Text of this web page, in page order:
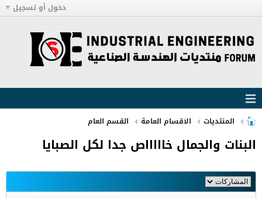
دخول أو تسجيل
المنتديات الاقسام العامة القسم العام
البنات والجمال خاااااص جدا لكل الصبايا